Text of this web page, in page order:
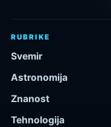
RUBRIKE
Svemir
Astronomija
Znanost
Tehnologija